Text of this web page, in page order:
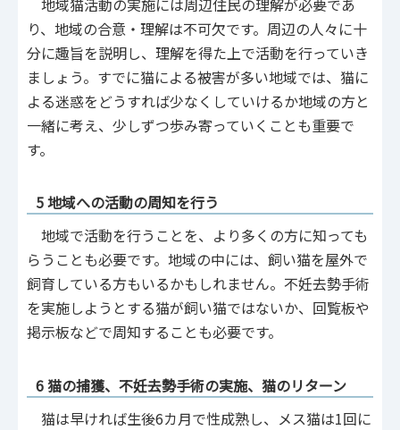
り、地域の合意・理解は不可欠です。周辺の人々に十
分に趣旨を説明し、理解を得た上で活動を行っていき
ましょう。すでに猫による被害が多い地域では、猫に
よる迷惑をどうすれば少なくしていけるか地域の方と
一緒に考え、少しずつ歩み寄っていくことも重要で
す。
5 地域への活動の周知を行う
地域で活動を行うことを、より多くの方に知っても
らうことも必要です。地域の中には、飼い猫を屋外で
飼育している方もいるかもしれません。不妊去勢手術
を実施しようとする猫が飼い猫ではないか、回覧板や
掲示板などで周知することも必要です。
6 猫の捕獲、不妊去勢手術の実施、猫のリターン
猫は早ければ生後6カ月で性成熟し、メス猫は1回に